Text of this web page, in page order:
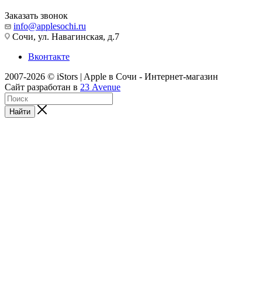
Заказать звонок
info@applesochi.ru
Сочи, ул. Навагинская, д.7
Вконтакте
2007-2026 © iStors | Apple в Сочи - Интернет-магазин
Сайт разработан в 23 Avenue
Найти